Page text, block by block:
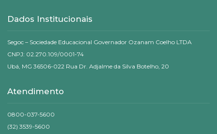
Dados Institucionais
Segoc – Sociedade Educacional Governador Ozanam Coelho LTDA
CNPJ: 02.270.109/0001-74
Ubá, MG 36506-022 Rua Dr. Adjalme da Silva Botelho, 20
Atendimento
0800-037-5600
(32) 3539-5600